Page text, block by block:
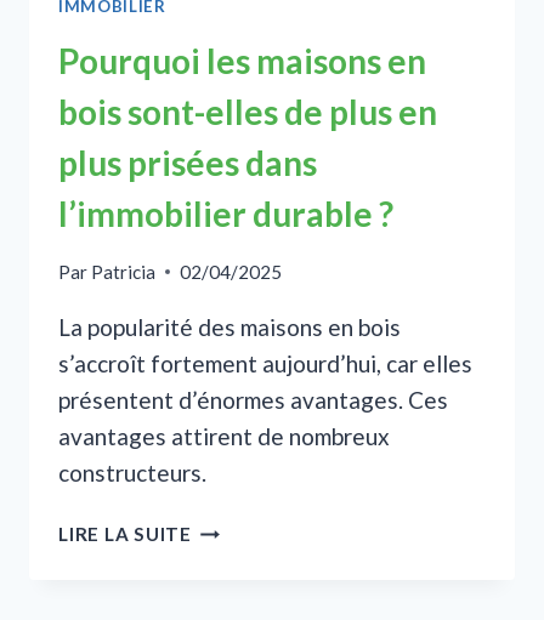
IMMOBILIER
Pourquoi les maisons en
bois sont-elles de plus en
plus prisées dans
l’immobilier durable ?
Par Patricia 02/04/2025
La popularité des maisons en bois
s’accroît fortement aujourd’hui, car elles
présentent d’énormes avantages. Ces
avantages attirent de nombreux
constructeurs.
LIRE LA SUITE POURQUOI